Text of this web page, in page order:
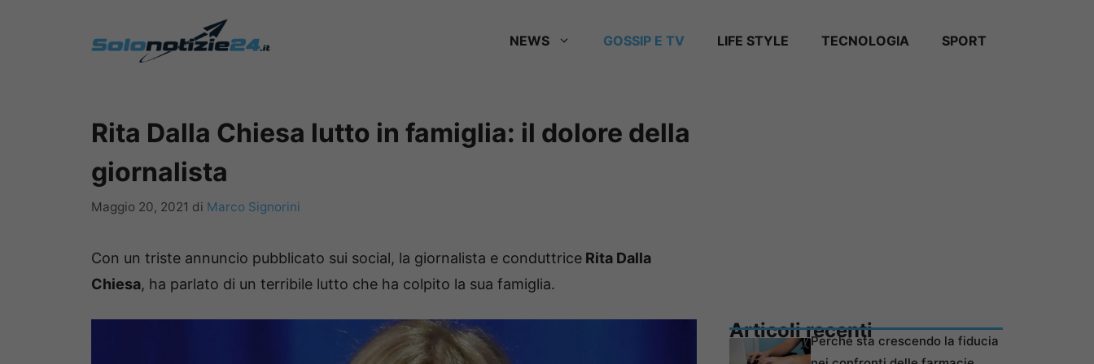
NEWS GOSSIP E TV LIFE STYLE TECNOLOGIA SPORT
Rita Dalla Chiesa lutto in famiglia: il dolore della
giornalista
Maggio 20, 2021 di Marco Signorini
Con un triste annuncio pubblicato sui social, la giornalista e conduttrice Rita Dalla
Chiesa, ha parlato di un terribile lutto che ha colpito la sua famiglia.
Articoli recentiPerché sta crescendo la fiducia